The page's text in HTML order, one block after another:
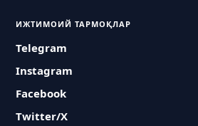
ИЖТИМОИЙ ТАРМОҚЛАР
Telegram
Instagram
Facebook
Twitter/X